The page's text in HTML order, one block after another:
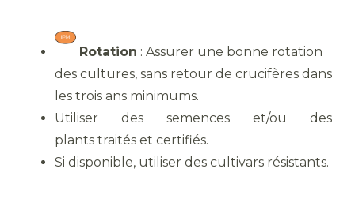
Rotation : Assurer une bonne rotation
des cultures, sans retour de crucifères dans
les trois ans minimums.
Utiliser des semences et/ou des
plants traités et certifiés.
Si disponible, utiliser des cultivars résistants.